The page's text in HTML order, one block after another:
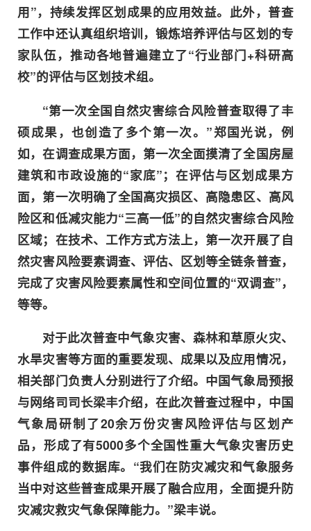
用”，持续发挥区划成果的应用效益。此外，普查
工作中还认真组织培训，锻炼培养评估与区划的专
家队伍，推动各地普遍建立了“行业部门+科研高
校”的评估与区划技术组。
“第一次全国自然灾害综合风险普查取得了丰
硕成果，也创造了多个第一次。”郑国光说，例
如，在调查成果方面，第一次全面摸清了全国房屋
建筑和市政设施的“家底”；在评估与区划成果方
面，第一次明确了全国高灾损区、高隐患区、高风
险区和低减灾能力“三高一低”的自然灾害综合风险
区域；在技术、工作方式方法上，第一次开展了自
然灾害风险要素调查、评估、区划等全链条普查，
完成了灾害风险要素属性和空间位置的“双调查”，
等等。
对于此次普查中气象灾害、森林和草原火灾、
水旱灾害等方面的重要发现、成果以及应用情况，
相关部门负责人分别进行了介绍。中国气象局预报
与网络司司长梁丰介绍，在此次普查过程中，中国
气象局研制了20余万份灾害风险评估与区划产
品，形成了有5000多个全国性重大气象灾害历史
事件组成的数据库。“我们在防灾减灾和气象服务
当中对这些普查成果开展了融合应用，全面提升防
灾减灾救灾气象保障能力。”梁丰说。